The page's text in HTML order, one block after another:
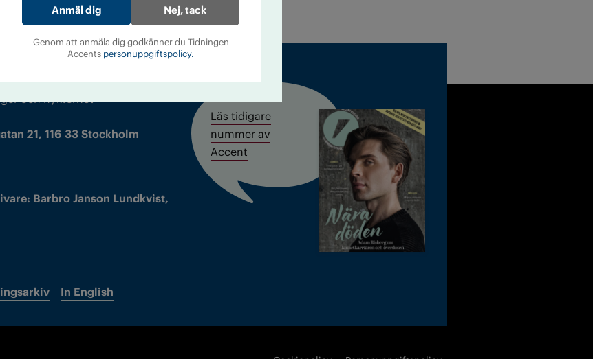
riskfritt.
och nykterhet
21, 116 33 Stockholm
Barbro Janson Lundkvist,
In English
Läs tidigare
nummer av
Accent
Nej, tack
Genom att anmäla dig godkänner du Tidningen
Accents personuppgiftspolicy.